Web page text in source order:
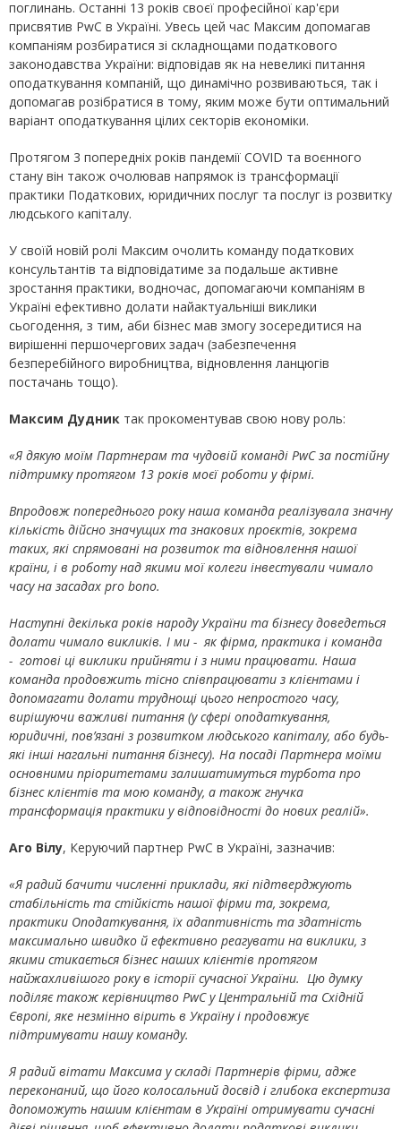
поглинань. Останні 13 років своєї професійної кар'єри
присвятив PwC в Україні. Увесь цей час Максим допомагав
компаніям розбиратися зі складнощами податкового
законодавства України: відповідав як на невеликі питання
оподаткування компаній, що динамічно розвиваються, так і
допомагав розібратися в тому, яким може бути оптимальний
варіант оподаткування цілих секторів економіки.
Протягом 3 попередніх років пандемії COVID та воєнного
стану він також очолював напрямок із трансформації
практики Податкових, юридичних послуг та послуг із розвитку
людського капіталу.
У своїй новій ролі Максим очолить команду податкових
консультантів та відповідатиме за подальше активне
зростання практики, водночас, допомагаючи компаніям в
Україні ефективно долати найактуальніші виклики
сьогодення, з тим, аби бізнес мав змогу зосередитися на
вирішенні першочергових задач (забезпечення
безперебійного виробництва, відновлення ланцюгів
постачань тощо).
Максим Дудник так прокоментував свою нову роль:
«Я дякую моїм Партнерам та чудовій команді PwC за постійну
підтримку протягом 13 років моєї роботи у фірмі.
Впродовж попереднього року наша команда реалізувала значну
кількість дійсно значущих та знакових проєктів, зокрема
таких, які спрямовані на розвиток та відновлення нашої
країни, і в роботу над якими мої колеги інвестували чимало
часу на засадах pro bono.
Наступні декілька років народу України та бізнесу доведеться
долати чимало викликів. І ми - як фірма, практика і команда
- готові ці виклики прийняти і з ними працювати. Наша
команда продовжить тісно співпрацювати з клієнтами і
допомагати долати труднощі цього непростого часу,
вирішуючи важливі питання (у сфері оподаткування,
юридичні, пов’язані з розвитком людського капіталу, або будь-
які інші нагальні питання бізнесу). На посаді Партнера моїми
основними пріоритетами залишатимуться турбота про
бізнес клієнтів та мою команду, а також гнучка
трансформація практики у відповідності до нових реалій».
Аго Вілу, Керуючий партнер PwC в Україні, зазначив:
«Я радий бачити численні приклади, які підтверджують
стабільність та стійкість нашої фірми та, зокрема,
практики Оподаткування, їх адаптивність та здатність
максимально швидко й ефективно реагувати на виклики, з
якими стикається бізнес наших клієнтів протягом
найжахливішого року в історії сучасної України. Цю думку
поділяє також керівництво PwC у Центральній та Східній
Європі, яке незмінно вірить в Україну і продовжує
підтримувати нашу команду.
Я радий вітати Максима у складі Партнерів фірми, адже
переконаний, що його колосальний досвід і глибока експертиза
допоможуть нашим клієнтам в Україні отримувати сучасні